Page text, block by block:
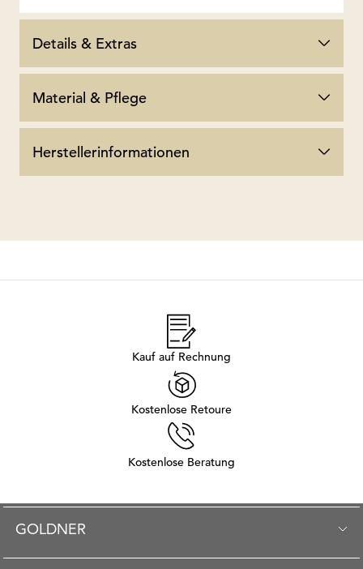
Details & Extras
Material & Pflege
Herstellerinformationen
Kauf auf Rechnung
Kostenlose Retoure
Kostenlose Beratung
GOLDNER